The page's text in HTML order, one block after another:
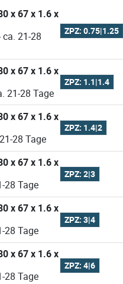
ZPZ: 0.75|1.25
2512.10880.67.1.6.1.1.1.4 | Lieferzeit - ca. 21-28 Tage
ZPZ: 1.1|1.4
| Lieferzeit - ca. 21-28 Tage
ZPZ: 1.4|2
| Lieferzeit - ca. 21-28 Tage
ZPZ: 2|3
| Lieferzeit - ca. 21-28 Tage
ZPZ: 3|4
| Lieferzeit - ca. 21-28 Tage
ZPZ: 4|6